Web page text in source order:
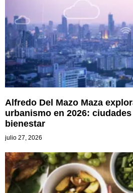
Alfredo Del Mazo Maza
urbanismo en 2026:
bienestar
julio 27, 2026